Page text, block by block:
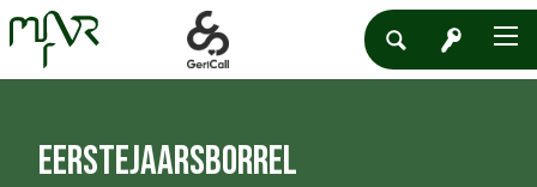
Eerstejaarsborrel